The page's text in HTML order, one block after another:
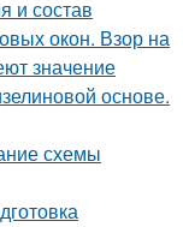
и состав
окон. Взор на
значение
основе.
схемы